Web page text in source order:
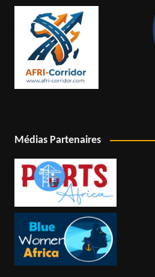
Médias Partenaires